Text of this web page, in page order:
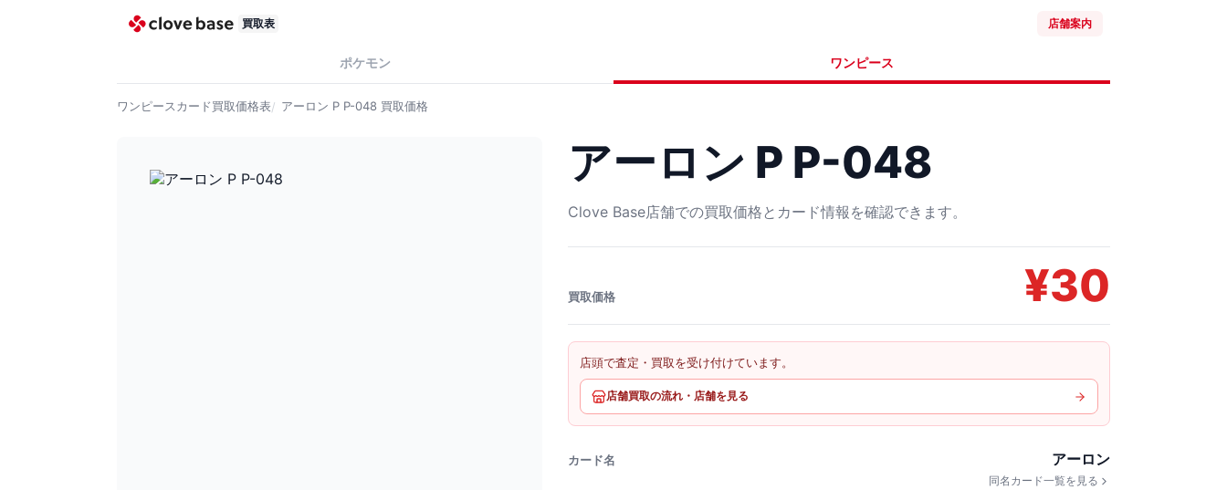
買取表 店舗案内
ポケモン ワンピース
ワンピースカード買取価格表 アーロン P P-048 買取価格
アーロン P P-048
Clove Base店舗での買取価格とカード情報を確認できます。
買取価格 ¥30
店頭で査定・買取を受け付けています。
店舗買取の流れ・店舗を見る
カード名 アーロン
同名カード一覧を見る